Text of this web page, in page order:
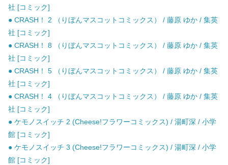
社 [コミック]
● CRASH！ 2 （りぼんマスコットコミックス） / 藤原 ゆか / 集英
社 [コミック]
● CRASH！ 8 （りぼんマスコットコミックス） / 藤原 ゆか / 集英
社 [コミック]
● CRASH！ 5 （りぼんマスコットコミックス） / 藤原 ゆか / 集英
社 [コミック]
● CRASH！ 4 （りぼんマスコットコミックス） / 藤原 ゆか / 集英
社 [コミック]
● ケモノスイッチ 2 (Cheese!フラワーコミックス) / 湯町深 / 小学
館 [コミック]
● ケモノスイッチ 3 (Cheese!フラワーコミックス) / 湯町深 / 小学
館 [コミック]